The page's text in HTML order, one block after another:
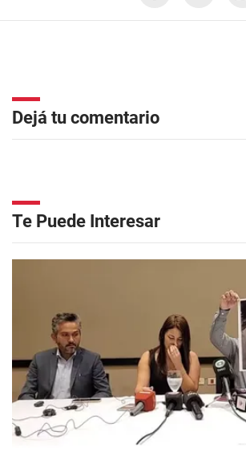
Dejá tu comentario
Te Puede Interesar